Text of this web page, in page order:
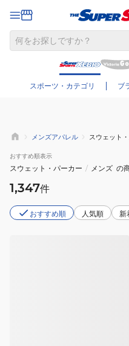
スポーツ・カテゴリ ブ
さ
メンズアパレル スウェット
おすすめ順表示
スウェット・パーカー / メンズ の
1,347件
おすすめ順 人気順 新